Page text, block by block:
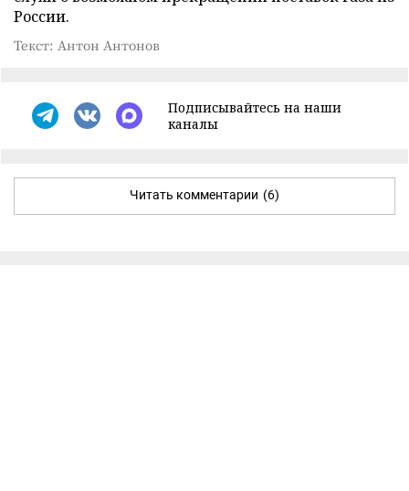
России.
Текст: Антон Антонов
Подписывайтесь на наши
каналы
Читать комментарии (6)